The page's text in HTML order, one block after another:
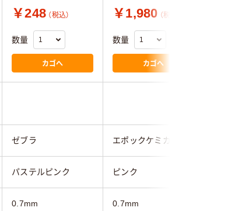
￥248 （税込）
数量
カゴへ
￥1,980 （税込）
数量
カゴへ
ゼブラ エポックケミカル
パステルピンク ピンク
0.7mm 0.7mm